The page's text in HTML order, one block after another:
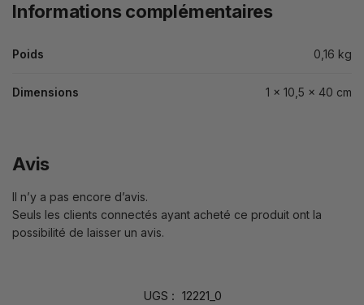
Informations complémentaires
Poids 0,16 kg
Dimensions 1 × 10,5 × 40 cm
Avis
Il n’y a pas encore d’avis.
Seuls les clients connectés ayant acheté ce produit ont la
possibilité de laisser un avis.
UGS : 12221_0